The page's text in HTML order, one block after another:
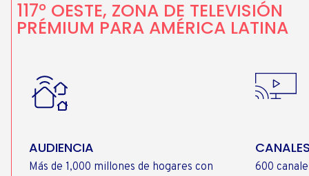
117° OESTE, ZONA DE TELEVISIÓN
PRÉMIUM PARA AMÉRICA LATINA
AUDIENCIA
Más de 1,000 millones de hogares con
600